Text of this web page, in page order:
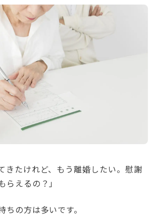
きたけれど、もう離婚したい。慰謝
えるの？」
ちの方は多いです。